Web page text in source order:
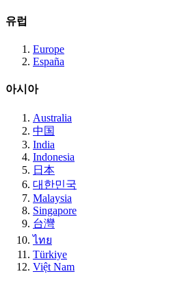
유럽
Europe
España
아시아
Australia
中国
India
Indonesia
日本
대한민국
Malaysia
Singapore
台灣
ไทย
Türkiye
Việt Nam